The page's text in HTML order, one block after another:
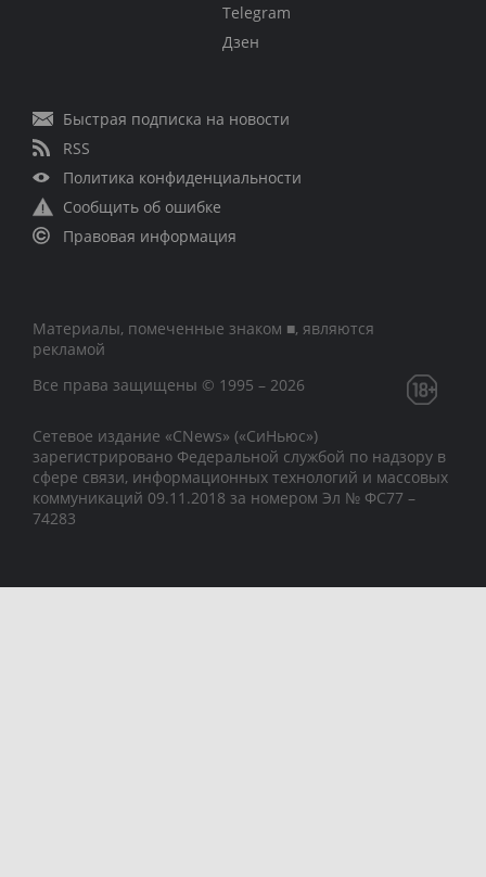
Telegram
Дзен
Быстрая подписка на новости
RSS
Политика конфиденциальности
Сообщить об ошибке
Правовая информация
Материалы, помеченные знаком ■, являются
рекламой
Все права защищены © 1995 – 2026
Сетевое издание «CNews» («СиНьюс»)
зарегистрировано Федеральной службой по надзору в
сфере связи, информационных технологий и массовых
коммуникаций 09.11.2018 за номером Эл № ФС77 –
74283